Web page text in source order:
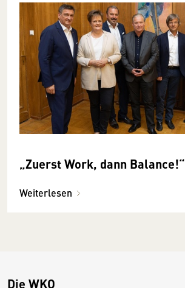
„Zuerst Work, dann Balance!“
Weiterlesen
Die WKO